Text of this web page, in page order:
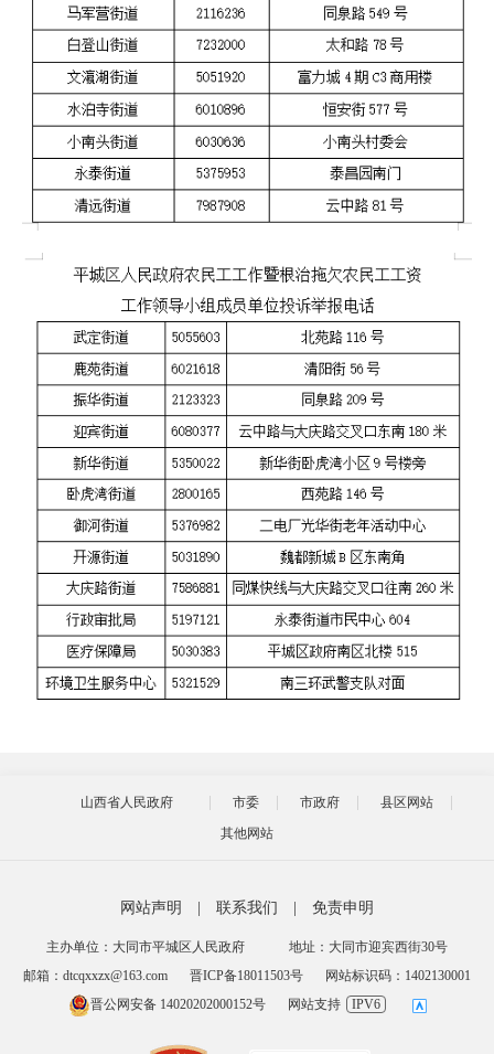
山西省人民政府 市委 市政府
县区网站
其他网站
网站声明 联系我们 免责申明
主办单位：大同市平城区人民政府
地址：大同市迎宾西街30号
邮箱：dtcqxxzx@163.com
晋ICP备18011503号
网站标识码：1402130001
晋公网安备 14020202000152号
网站支持 IPV6